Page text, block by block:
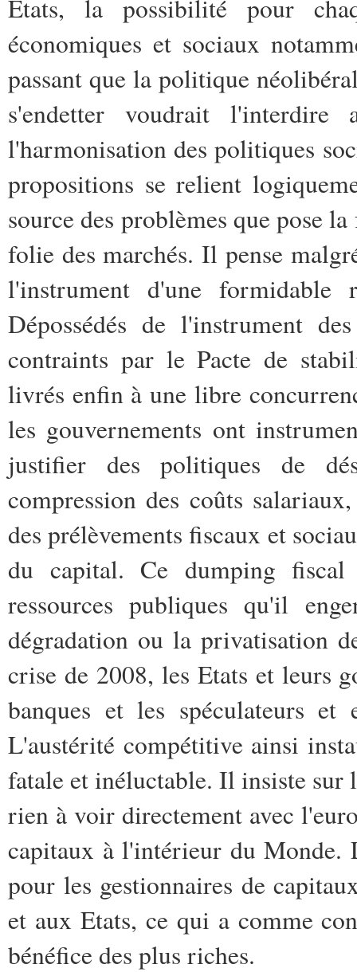
Etats, la possibilité pour
économiques et sociaux
passant que la politique
s'endetter voudrait
l'harmonisation des politiques
propositions se relient
source des problèmes que pose
folie des marchés. Il pense
l'instrument d'une formidable
Dépossédés de l'instrument
contraints par le Pacte de
livrés enfin à une libre
les gouvernements ont
justifier des politiques de
compression des coûts
des prélèvements fiscaux et
du capital. Ce dumping
ressources publiques qu'il
dégradation ou la privatisation
crise de 2008, les Etats et leurs
banques et les spéculateurs
L'austérité compétitive ainsi
fatale et inéluctable. Il insiste sur
rien à voir directement avec
capitaux à l'intérieur du Monde.
pour les gestionnaires de
et aux Etats, ce qui a comme
bénéfice des plus riches.